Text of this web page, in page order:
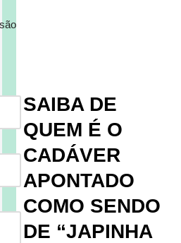
SAIBA DE
QUEM É O
CADÁVER
APONTADO
COMO SENDO
DE “JAPINHA